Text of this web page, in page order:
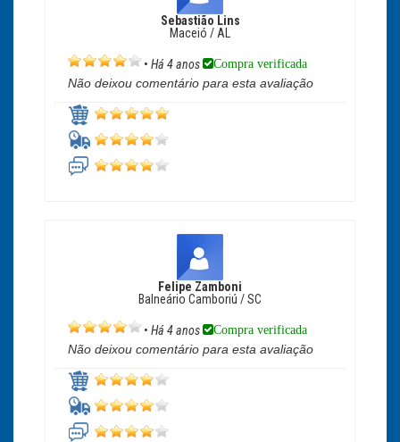
Sebastião Lins
Maceió / AL
• Há 4 anos Compra verificada
Não deixou comentário para esta avaliação
Felipe Zamboni
Balneário Camboriú / SC
• Há 4 anos Compra verificada
Não deixou comentário para esta avaliação